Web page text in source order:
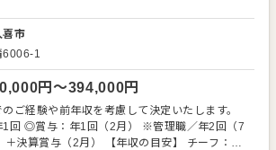
など、ユニークなヒット商品がいっぱい。 現場
あり、生み出すお惣菜の種類はアイデア次第で
様の「わぁ！」と喜ぶ商品づくりがやりがい
和食料理人から入社8か月でチーフに就任。注
から調理し、できたての惣菜を提供する
To Order）業態を運営し、今では業態展開の
ーとして活躍している人もいます。 「自分の色
喜市
6006-1
円〜394,000円
ご経験や前年収を考慮して決定いたします。
回 ◎賞与：年1回（2月） ※管理職／年2回（7
（2月） 【年収の目安】 チーフ：平